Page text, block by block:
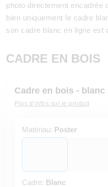
photo directement encadrée
bien uniquement le cadre
son cadre blanc en ligne est
CADRE EN BOIS
Cadre en bois - blanc
Plus d’infos sur le produit
Matériau: Poster
Cadre: Blanc